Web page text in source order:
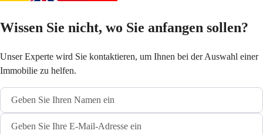
Wissen Sie nicht, wo Sie anfangen sollen?
Unser Experte wird Sie kontaktieren, um Ihnen bei der Auswahl einer
Immobilie zu helfen.